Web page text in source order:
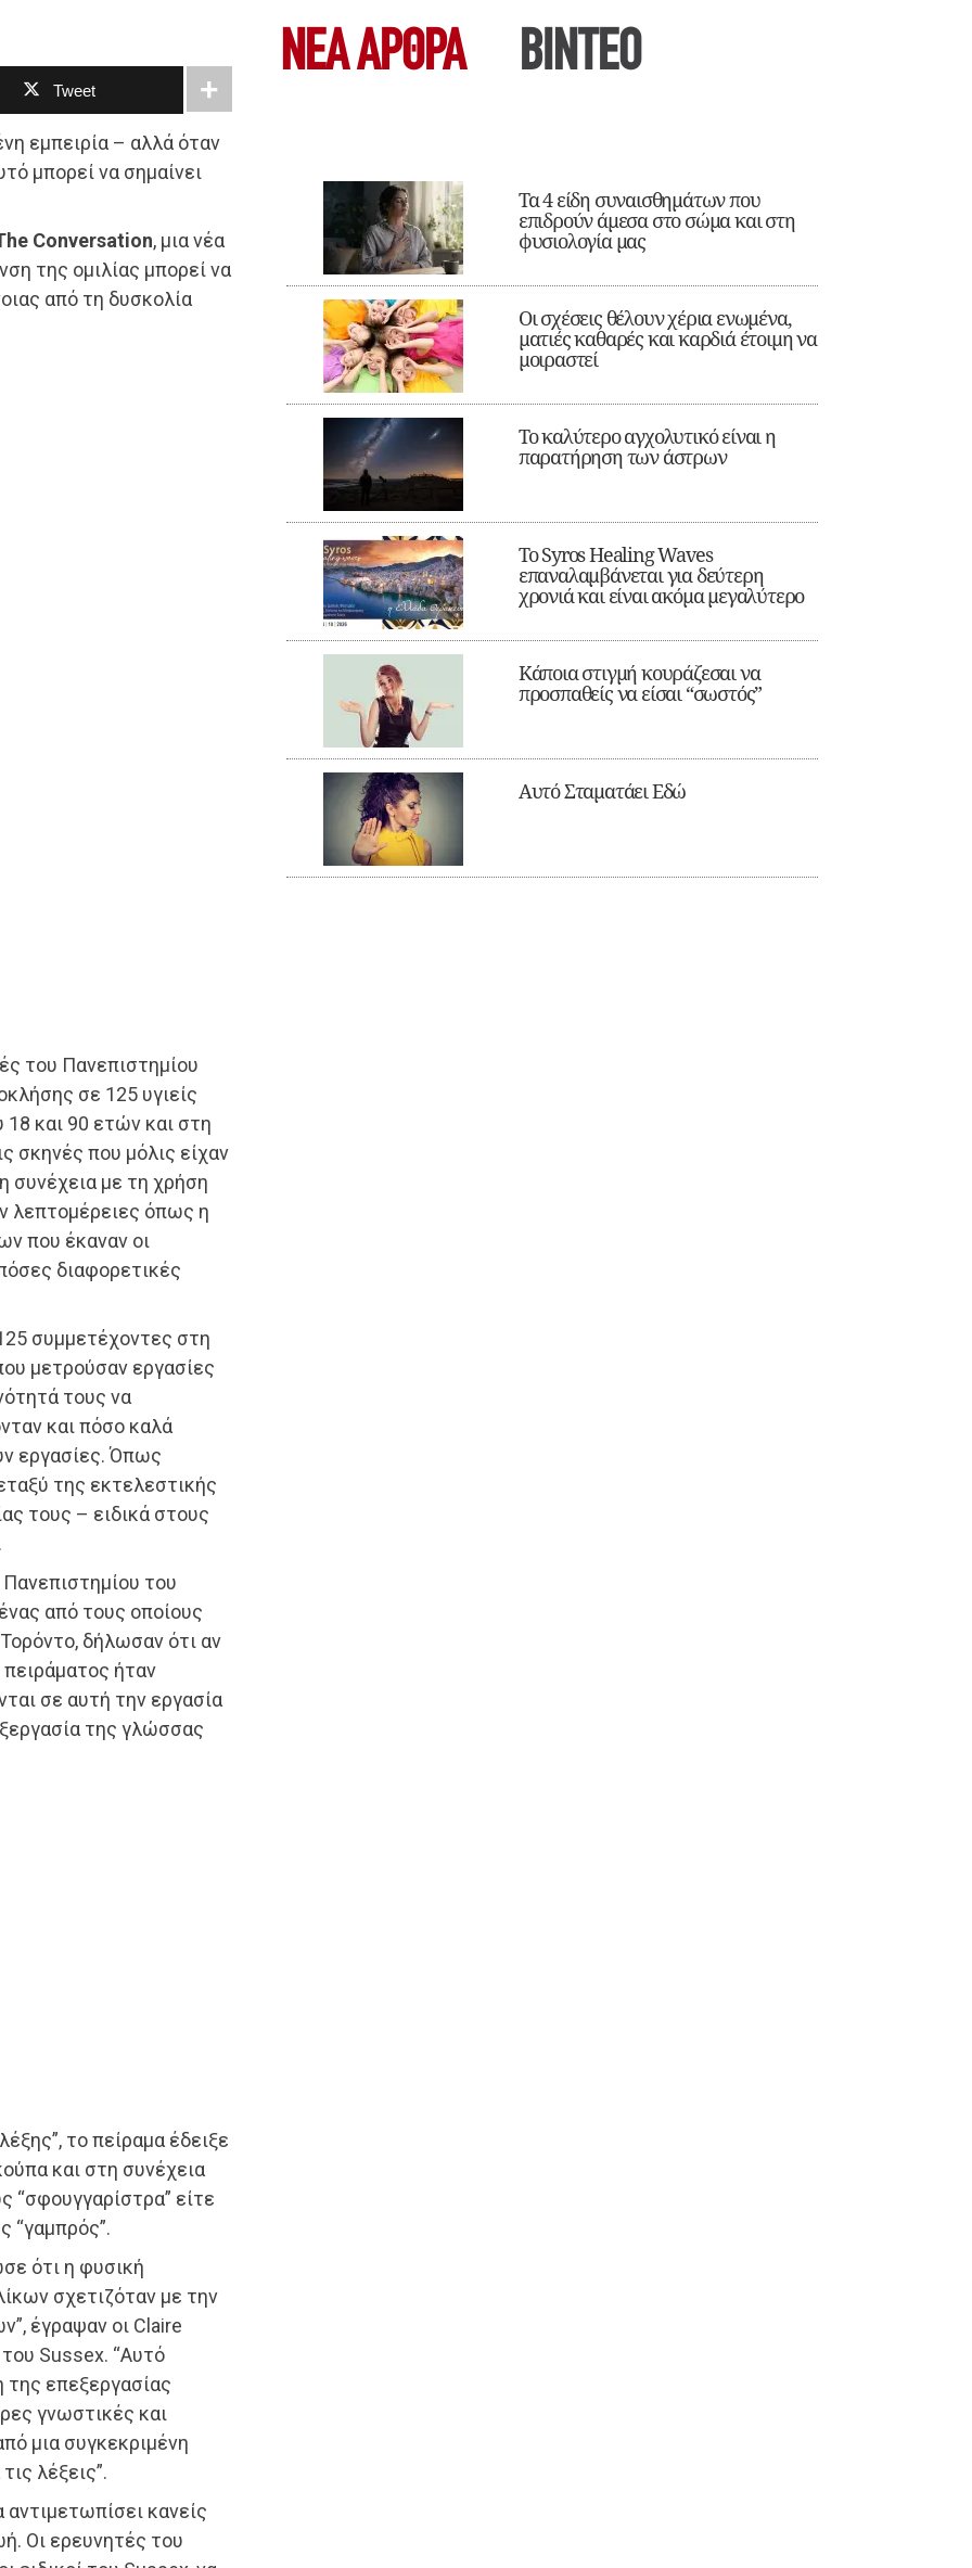
Tweet
εμπειρία – αλλά όταν
μπορεί να σημαίνει
Conversation, μια νέα
της ομιλίας μπορεί να
από τη δυσκολία
του Πανεπιστημίου
σε 125 υγιείς
18 και 90 ετών και στη
σκηνές που μόλις είχαν
συνέχεια με τη χρήση
λεπτομέρειες όπως η
που έκαναν οι
διαφορετικές
συμμετέχοντες στη
μετρούσαν εργασίες
τους να
και πόσο καλά
εργασίες. Όπως
της εκτελεστικής
τους – ειδικά στους
Πανεπιστημίου του
από τους οποίους
δήλωσαν ότι αν
ήταν
σε αυτή την εργασία
της γλώσσας
το πείραμα έδειξε
και στη συνέχεια
“σφουγγαρίστρα” είτε
“γαμπρός”.
ότι η φυσική
σχετιζόταν με την
έγραψαν οι Claire
Sussex. “Αυτό
της επεξεργασίας
γνωστικές και
μια συγκεκριμένη
λέξεις”.
αντιμετωπίσει κανείς
Οι ερευνητές του
ΝΕΑ ΆΡΘΡΑ ΒΙΝΤΕΟ
Τα 4 είδη συναισθημάτων που
επιδρούν άμεσα στο σώμα και στη
φυσιολογία μας
Οι σχέσεις θέλουν χέρια ενωμένα,
ματιές καθαρές και καρδιά έτοιμη να
μοιραστεί
Το καλύτερο αγχολυτικό είναι η
παρατήρηση των άστρων
Το Syros Healing Waves
επαναλαμβάνεται για δεύτερη
χρονιά και είναι ακόμα μεγαλύτερο
Κάποια στιγμή κουράζεσαι να
προσπαθείς να είσαι “σωστός”
Αυτό Σταματάει Εδώ